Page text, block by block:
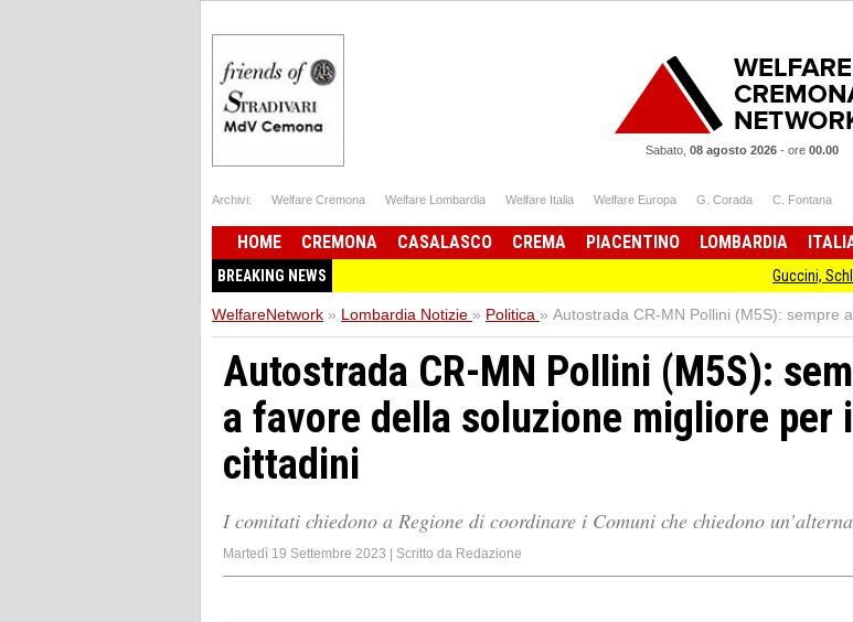
Sabato, 08 agosto 2026- ore 00.00
Archivi: Welfare Cremona Welfare Lombardia Welfare Italia Welfare Europa G. Corada C. Fontana
HOME CREMONA CASALASCO CREMA PIACENTINO LOMBARDIA
BREAKING NEWS Guccini, Schlein: non
WelfareNetwork » Lombardia Notizie » Politica » Autostrada CR-MN Pollini (M5S): sempre
Autostrada CR-MN Pollini (M5S):
a favore della soluzione migliore per i
cittadini
I comitati chiedono a Regione di coordinare i Comuni che chiedono
Martedì 19 Settembre 2023 | Scritto da Redazione